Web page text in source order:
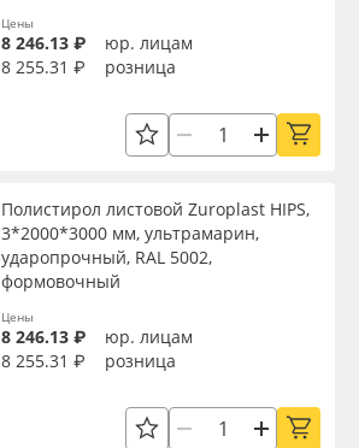
Цены
8 246.13 ₽
юр. лицам
8 255.31 ₽
розница
Полистирол листовой Zuroplast HIPS,
3*2000*3000 мм, ультрамарин,
ударопрочный, RAL 5002,
формовочный
Цены
8 246.13 ₽
юр. лицам
8 255.31 ₽
розница